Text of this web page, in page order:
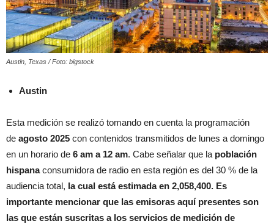
Austin, Texas / Foto: bigstock
Austin
Esta medición se realizó tomando en cuenta la programación
de agosto 2025 con contenidos transmitidos de lunes a domingo
en un horario de 6 am a 12 am. Cabe señalar que la población
hispanaconsumidora de radio en esta región es del 30 % de la
audiencia total, la cual está estimada en 2,058,400. Es
importante mencionar que las emisoras aquí presentes son
las que están suscritas a los servicios de medición de